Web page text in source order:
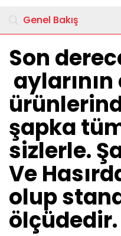
Genel Bakış
Son
şapka
sizlerle.
Ve
olup
ölçüdedir.